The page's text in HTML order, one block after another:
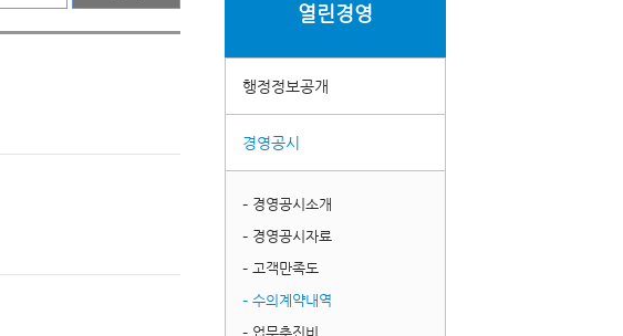
열린경영
행정정보공개
경영공시
– 경영공시소개
– 경영공시자료
– 고객만족도
– 수의계약내역
– 업무추진비